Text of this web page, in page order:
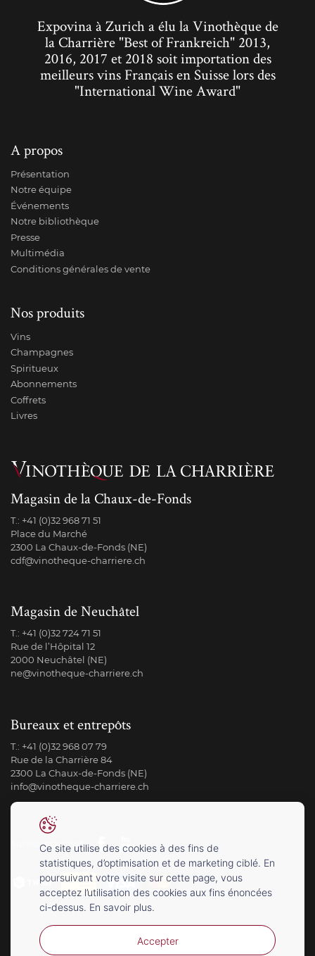
Expovina à Zurich a élu la Vinothèque de
la Charrière "Best of Frankreich" 2013,
2016, 2017 et 2018 soit importation des
meilleurs vins Français en Suisse lors des
"International Wine Award"
A propos
Présentation
Notre équipe
Événements
Notre bibliothèque
Presse
Multimédia
Conditions générales de vente
Nos produits
Vins
Champagnes
Spiritueux
Abonnements
Coffrets
Livres
Magasin de la Chaux-de-Fonds
T.: +41 (0)32 968 71 51
Place du Marché
2300 La Chaux-de-Fonds (NE)
cdf@vinotheque-charriere.ch
Magasin de Neuchâtel
T.: +41 (0)32 724 71 51
Rue de l’Hôpital 12
2000 Neuchâtel (NE)
ne@vinotheque-charriere.ch
Bureaux et entrepôts
T.: +41 (0)32 968 07 79
Rue de la Charrière 84
2300 La Chaux-de-Fonds (NE)
info@vinotheque-charriere.ch
Suivez-nous sur
Ce site utilise des cookies à des fins de
statistiques, d’optimisation et de marketing ciblé. En
poursuivant votre visite sur cette page, vous
acceptez l’utilisation des cookies aux fins énoncées
ci-dessus. En savoir plus.
Accepter